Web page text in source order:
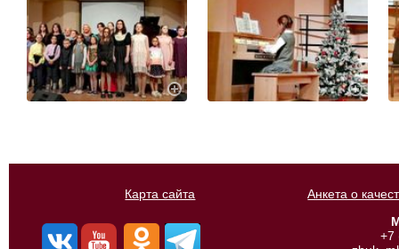
Карта сайта
Анкета о
+7